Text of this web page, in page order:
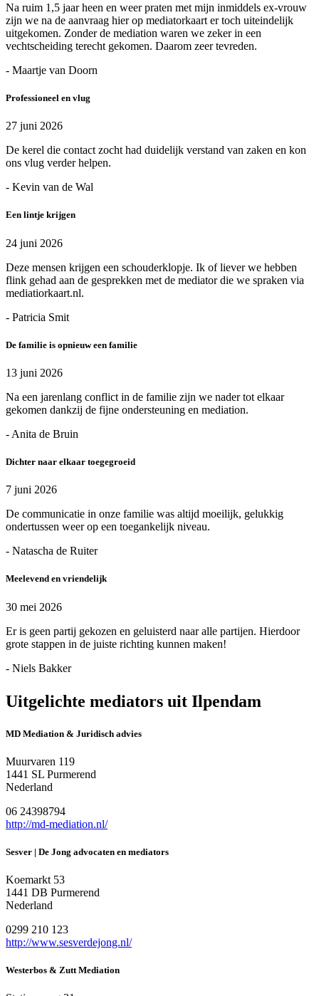
Na ruim 1,5 jaar heen en weer praten met mijn inmiddels ex-vrouw
zijn we na de aanvraag hier op mediatorkaart er toch uiteindelijk
uitgekomen. Zonder de mediation waren we zeker in een
vechtscheiding terecht gekomen. Daarom zeer tevreden.
- Maartje van Doorn
Professioneel en vlug
27 juni 2026
De kerel die contact zocht had duidelijk verstand van zaken en kon
ons vlug verder helpen.
- Kevin van de Wal
Een lintje krijgen
24 juni 2026
Deze mensen krijgen een schouderklopje. Ik of liever we hebben
flink gehad aan de gesprekken met de mediator die we spraken via
mediatiorkaart.nl.
- Patricia Smit
De familie is opnieuw een familie
13 juni 2026
Na een jarenlang conflict in de familie zijn we nader tot elkaar
gekomen dankzij de fijne ondersteuning en mediation.
- Anita de Bruin
Dichter naar elkaar toegegroeid
7 juni 2026
De communicatie in onze familie was altijd moeilijk, gelukkig
ondertussen weer op een toegankelijk niveau.
- Natascha de Ruiter
Meelevend en vriendelijk
30 mei 2026
Er is geen partij gekozen en geluisterd naar alle partijen. Hierdoor
grote stappen in de juiste richting kunnen maken!
- Niels Bakker
Uitgelichte mediators uit Ilpendam
MD Mediation & Juridisch advies
Muurvaren 119
1441 SL Purmerend
Nederland
06 24398794
http://md-mediation.nl/
Sesver | De Jong advocaten en mediators
Koemarkt 53
1441 DB Purmerend
Nederland
0299 210 123
http://www.sesverdejong.nl/
Westerbos & Zutt Mediation